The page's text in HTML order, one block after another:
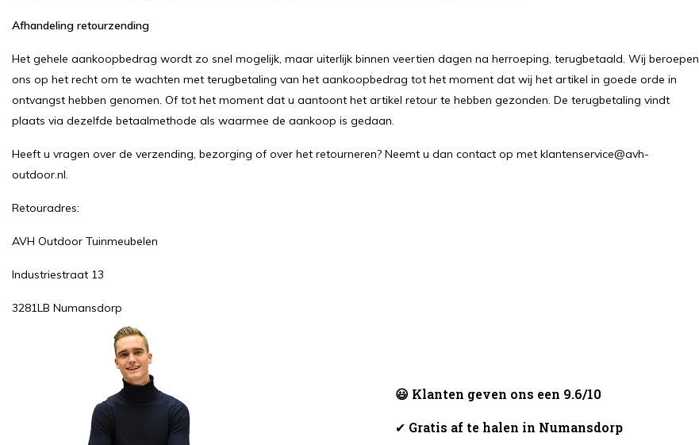
Afhandeling retourzending
Het gehele aankoopbedrag wordt zo snel mogelijk, maar uiterlijk binnen veertien dagen na herroeping, terugbetaald. Wij beroepen
ons op het recht om te wachten met terugbetaling van het aankoopbedrag tot het moment dat wij het artikel in goede orde in
ontvangst hebben genomen. Of tot het moment dat u aantoont het artikel retour te hebben gezonden. De terugbetaling vindt
plaats via dezelfde betaalmethode als waarmee de aankoop is gedaan.
Heeft u vragen over de verzending, bezorging of over het retourneren? Neemt u dan contact op met klantenservice@avh-
outdoor.nl.
Retouradres:
AVH Outdoor Tuinmeubelen
Industriestraat 13
3281LB Numansdorp
😃 Klanten geven ons een 9.6/10
✔ Gratis af te halen in Numansdorp